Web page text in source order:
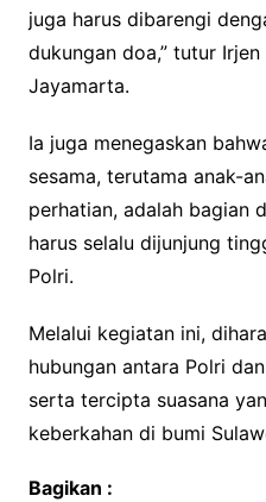
juga harus dibarengi
dukungan doa,” tutur
Jayamarta.
Ia juga menegaskan
sesama, terutama anak-
perhatian, adalah bagian
harus selalu dijunjung
Polri.
Melalui kegiatan ini,
hubungan antara Polri
serta tercipta suasana
keberkahan di bumi
Bagikan :